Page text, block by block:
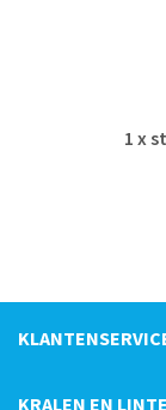
1 x
KRALEN EN